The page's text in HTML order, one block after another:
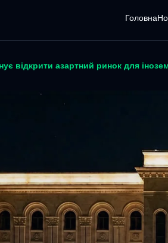
Головна
відкрити азартний ринок для